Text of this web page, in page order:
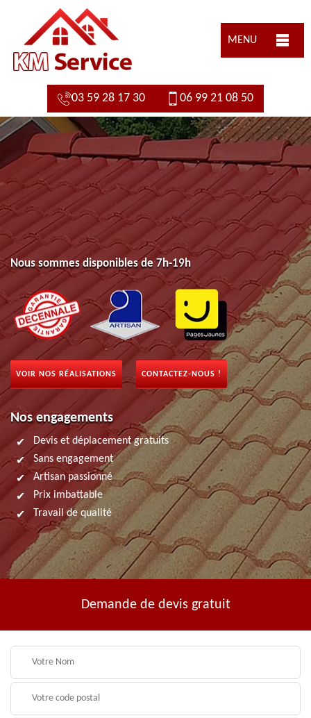
MENU
03 59 28 17 30 06 99 21 08 50
Nous sommes disponibles de 7h-19h
VOIR NOS RÉALISATIONS CONTACTEZ-NOUS !
Nos engagements
Devis et déplacement gratuits
Sans engagement
Artisan passionné
Prix imbattable
Travail de qualité
Demande de devis gratuit